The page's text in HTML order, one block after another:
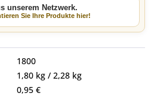
unserem Netzwerk.
Sie Ihre Produkte hier!
1800
1,80 kg / 2,28 kg
0,95 €